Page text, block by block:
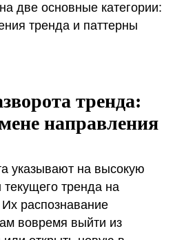
две основные категории:
тренда и паттерны
тренда:
направления
указывают на высокую
тренда на
распознавание
вовремя выйти из